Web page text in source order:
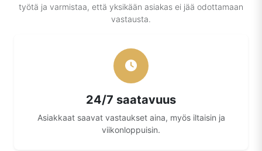
työtä ja varmistaa, että yksikään asiakas ei jää odottamaan
vastausta.
24/7 saatavuus
Asiakkaat saavat vastaukset aina, myös iltaisin ja
viikonloppuisin.